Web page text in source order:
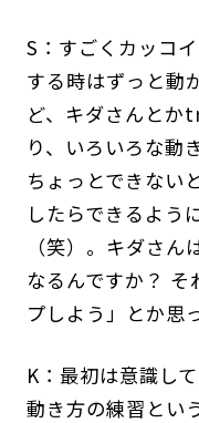
S：すごくカッコ
する時はずっと動
ど、キダさんと
り、いろいろな動
ちょっとできない
したらできるよう
（笑）。キダさ
なるんですか？ そ
プしよう」とか思
K：最初は意識し
動き方の練習とい